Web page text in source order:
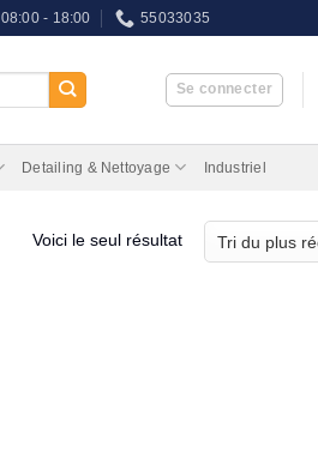
08:00 - 18:00 55033035
Se connecter
Detailing & Nettoyage Industriel
Voici le seul résultat